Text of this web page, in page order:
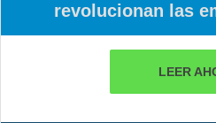
revolucionan las
LEER